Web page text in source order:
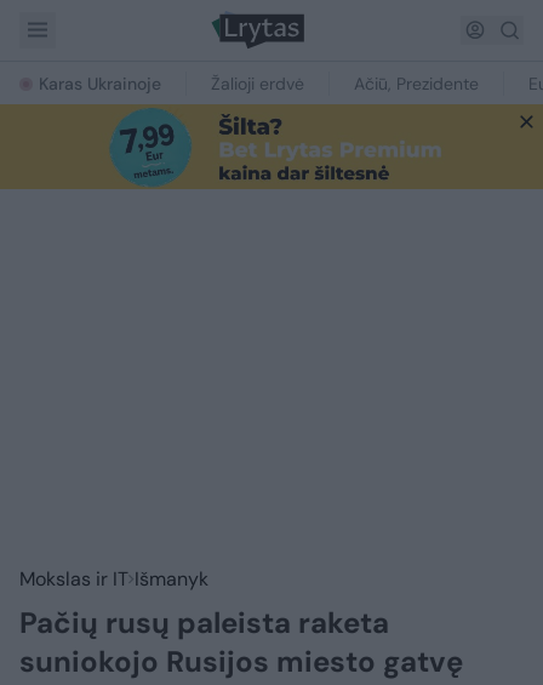
Karas Ukrainoje Žalioji erdvė Ačiū, Prezidente
Mokslas ir IT Išmanyk
Pačių rusų paleista raketa
suniokojo Rusijos miesto gatvę